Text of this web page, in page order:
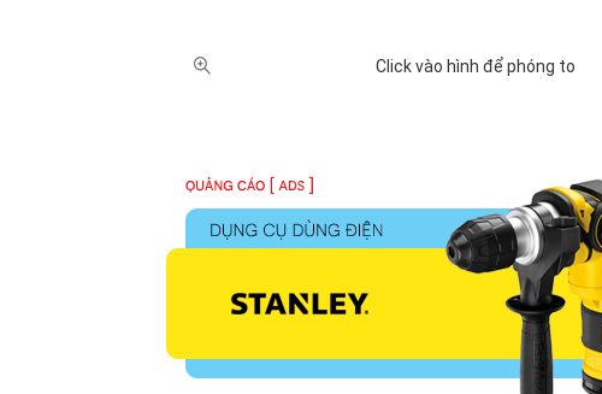
Click vào hình để phóng to